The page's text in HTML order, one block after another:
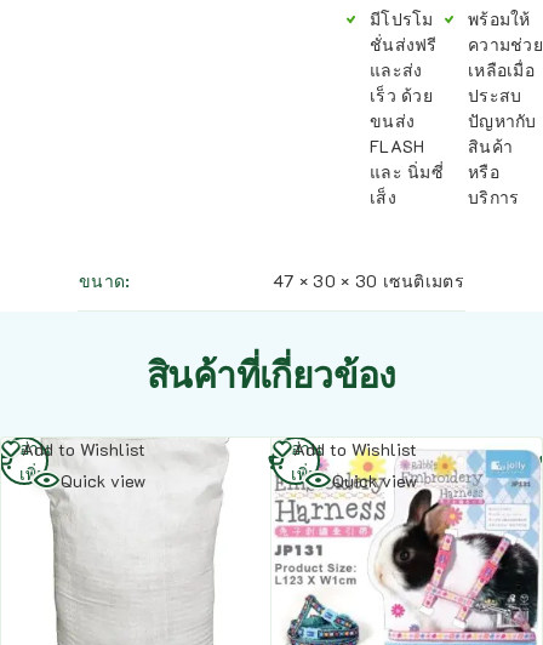
มีโปรโม
ชั่นส่งฟรี
และส่ง
เร็ว ด้วย
ขนส่ง
FLASH
และ นิ่มซี่
เส็ง
พร้อมให้
ความช่วย
เหลือเมื่อ
ประสบ
ปัญหากับ
สินค้า
หรือ
บริการ
ขนาด 47 × 30 × 30 เซนติเมตร
สินค้าที่เกี่ยวข้อง
Add to Wishlist
Quick view
อ่าน
เพิ่ม
Add to Wishlist
Quick view
อ่าน
เพิ่ม